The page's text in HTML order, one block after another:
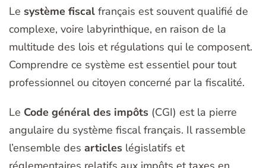
Le système fiscal français est souvent qualifié de
complexe, voire labyrinthique, en raison de la
multitude des lois et régulations qui le composent.
Comprendre ce système est essentiel pour tout
professionnel ou citoyen concerné par la fiscalité.
Le Code général des impôts (CGI) est la pierre
angulaire du système fiscal français. Il rassemble
l’ensemble des articles législatifs et